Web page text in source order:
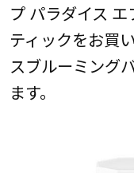
プ パラダイス
ティックをお買
スブルーミング
ます。